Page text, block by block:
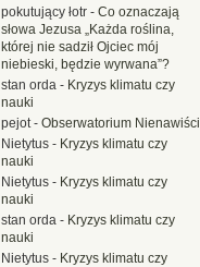
pokutujący łotr - Co oznaczają
słowa Jezusa „Każda roślina,
której nie sadził Ojciec mój
niebieski, będzie wyrwana”?
stan orda - Kryzys klimatu czy
nauki
pejot- Obserwatorium Nienawiści
Nietytus - Kryzys klimatu czy
nauki
Nietytus - Kryzys klimatu czy
nauki
stan orda - Kryzys klimatu czy
nauki
Nietytus - Kryzys klimatu czy